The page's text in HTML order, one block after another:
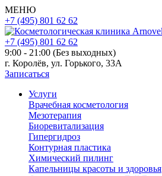
МЕНЮ
+7 (495) 801 62 62
+7 (495) 801 62 62
9:00 - 21:00 (Без выходных)
г. Королёв, ул. Горького, 33А
Записаться
Услуги
Врачебная косметология
Мезотерапия
Биоревитализация
Гипергидроз
Контурная пластика
Химический пилинг
Капельницы красоты и здоровья